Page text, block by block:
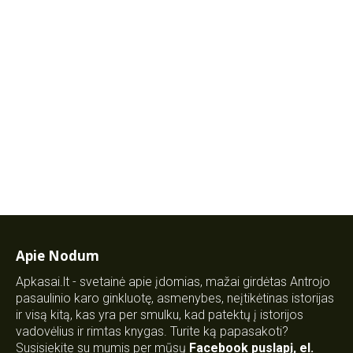
Apie Nodum
Apkasai.lt - svetainė apie įdomias, mažai girdėtas Antrojo
pasaulinio karo ginkluotę, asmenybes, neįtikėtinas istorijas
ir visą kitą, kas yra per smulku, kad patektų į istorijos
vadovėlius ir rimtas knygas. Turite ką papasakoti?
Susisiekite su mumis per mūsų Facebook puslapį, el.